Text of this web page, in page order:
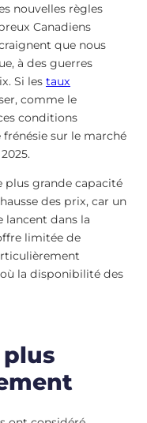
nouvelles règles
Canadiens
que nous
à des guerres
Si les taux
comme le
conditions
sur le marché
plus grande capacité
des prix, car un
lancent dans la
limitée de
la disponibilité des